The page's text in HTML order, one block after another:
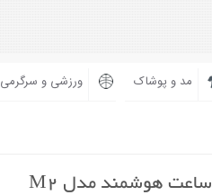
مد و پوشاک ورزشی و سرگرمی
ساعت هوشمند مدل M2